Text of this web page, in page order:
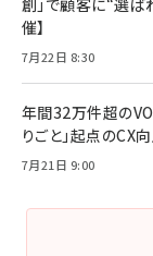
催】
7月22日 8:30
年間32万件超の
りごと」起点のCX
7月21日 9:00